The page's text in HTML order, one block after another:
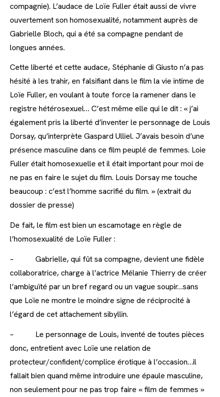
compagnie). L’audace de Loïe Fuller était aussi de vivre
ouvertement son homosexualité, notamment auprès de
Gabrielle Bloch, qui a été sa compagne pendant de
longues années.
Cette liberté et cette audace, Stéphanie di Giusto n’a pas
hésité à les trahir, en falsifiant dans le film la vie intime de
Loïe Fuller, en voulant à toute force la ramener dans le
registre hétérosexuel… C’est même elle qui le dit : « j’ai
également pris la liberté d’inventer le personnage de Louis
Dorsay, qu’interprète Gaspard Ulliel. J’avais besoin d’une
présence masculine dans ce film peuplé de femmes. Loie
Fuller était homosexuelle et il était important pour moi de
ne pas en faire le sujet du film. Louis Dorsay me touche
beaucoup : c’est l’homme sacrifié du film. » (extrait du
dossier de presse)
De fait, le film est bien un escamotage en règle de
l’homosexualité de Loïe Fuller :
– Gabrielle, qui fût sa compagne, devient une fidèle
collaboratrice, charge à l’actrice Mélanie Thierry de créer
l’ambiguïté par un bref regard ou un vague soupir…sans
que Loïe ne montre le moindre signe de réciprocité à
l’égard de cet attachement sibyllin.
– Le personnage de Louis, inventé de toutes pièces
donc, entretient avec Loïe une relation de
protecteur/confident/complice érotique à l’occasion…il
fallait bien quand même introduire une épaule masculine,
non seulement pour ne pas trop faire « film de femmes »